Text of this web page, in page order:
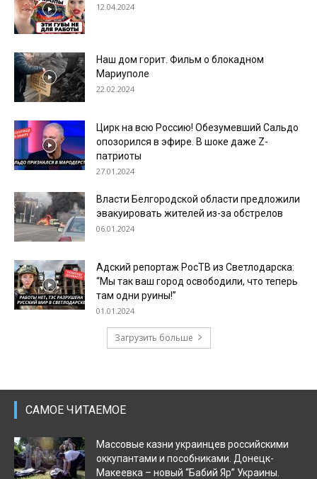
12.04.2024
Наш дом горит. Фильм о блокадном
Мариуполе
22.02.2024
Цирк на всю Россию! Обезумевший Сальдо
опозорился в эфире. В шоке даже Z-
патриоты
27.01.2024
Власти Белгородской области предложили
эвакуировать жителей из-за обстрелов
06.01.2024
Адский репортаж РосТВ из Светлодарска:
“Мы так ваш город освободили, что теперь
там одни руины!”
01.01.2024
Загрузить больше
САМОЕ ЧИТАЕМОЕ
Массовые казни украинцев российскими
оккупантами и пособниками. Донецк-
Макеевка – новый “Бабий Яр” Украины.